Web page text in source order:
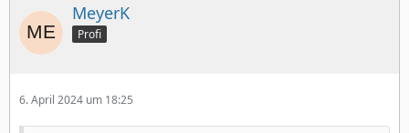
MeyerK
Profi
6. April 2024 um 18:25